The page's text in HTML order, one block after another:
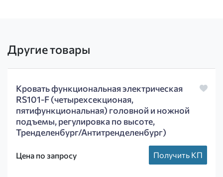
Другие товары
Кровать функциональная электрическая
RS101-F (четырехсекционая,
пятифункциональная) головной и ножной
подъемы, регулировка по высоте,
Тренделенбург/Антитренделенбург)
Цена по запросу Получить КП